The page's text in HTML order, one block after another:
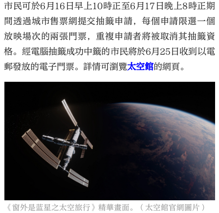
市民可於6月16日早上10時正至6月17日晚上8時正期
間透過城市售票網提交抽籤申請，每個申請限選一個
放映場次的兩張門票，重複申請者將被取消其抽籤資
格。經電腦抽籤成功中籤的市民將於6月25日收到以電
郵發放的電子門票。詳情可瀏覽太空館的網頁。
《窗外是蓝星之太空旅行》精華畫面。（太空館官網圖片）